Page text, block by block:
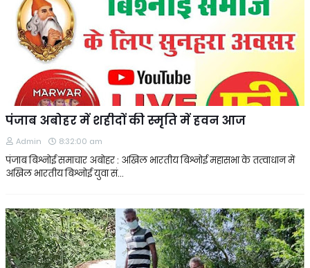
पंजाब अबोहर में शहीदों की स्मृति में हवन आज
Admin 8:32:00 am
पंजाब बिश्नोई समाचार अबोहर : अखिल भारतीय बिश्नोई महासभा के तत्वाधान में
अखिल भारतीय बिश्नोई युवा सं…